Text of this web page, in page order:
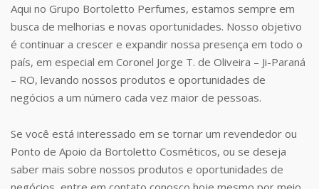
Aqui no Grupo Bortoletto Perfumes, estamos sempre em
busca de melhorias e novas oportunidades. Nosso objetivo
é continuar a crescer e expandir nossa presença em todo o
país, em especial em Coronel Jorge T. de Oliveira – Ji-Paraná
– RO, levando nossos produtos e oportunidades de
negócios a um número cada vez maior de pessoas.
Se você está interessado em se tornar um revendedor ou
Ponto de Apoio da Bortoletto Cosméticos, ou se deseja
saber mais sobre nossos produtos e oportunidades de